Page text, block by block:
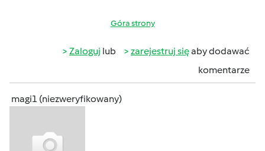
Góra strony
Zaloguj lub zarejestruj sięaby dodawać
komentarze
magi1 (niezweryfikowany)